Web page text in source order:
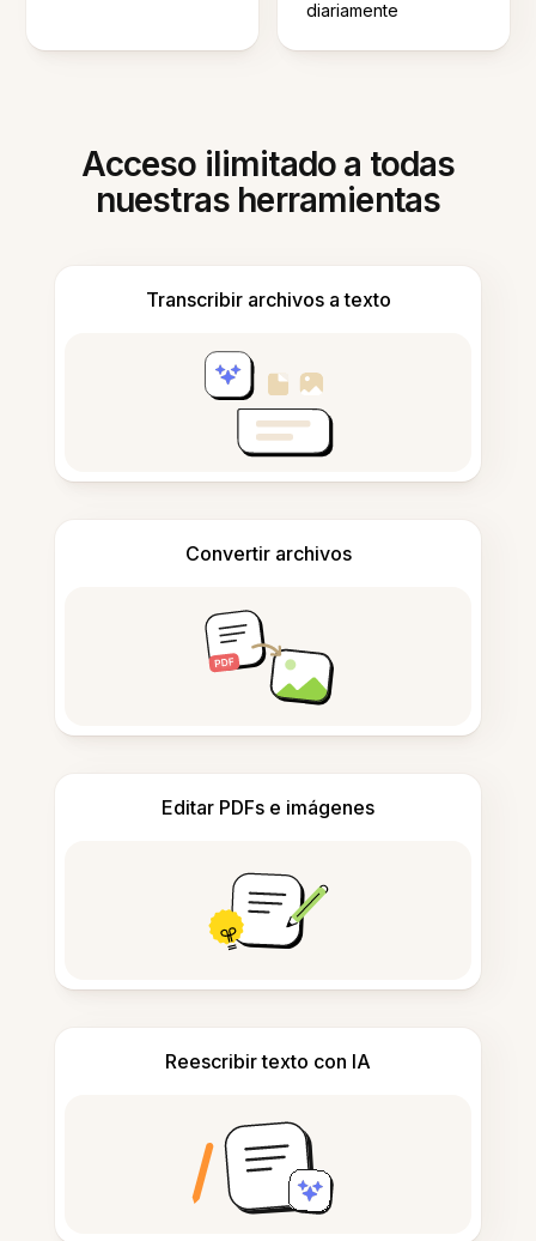
diariamente
Acceso ilimitado a todas
nuestras herramientas
Transcribir archivos a texto
Convertir archivos
Editar PDFs e imágenes
Reescribir texto con IA